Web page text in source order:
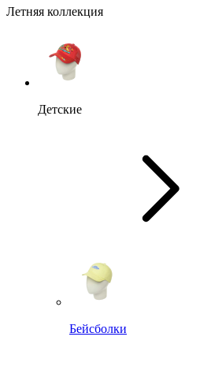
Летняя коллекция
Детские
Бейсболки